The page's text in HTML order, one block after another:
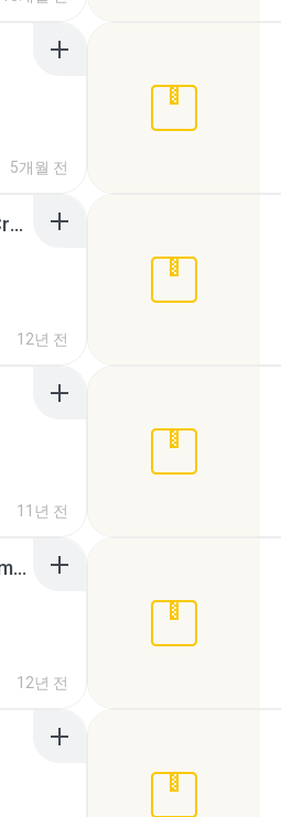
5개월 전
Sony Vegas Pro 12.0.770 (64-bit) Pre-Cracked.zip
12년 전
11년 전
Junior Miss Pageant 1999 Series (Volume I Part I NC 6).7z
12년 전